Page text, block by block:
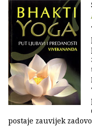
postaje zauvijek